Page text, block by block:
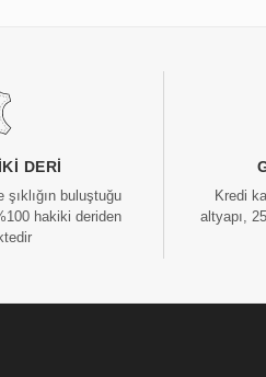
DERI
buluştuğu
hakiki deriden
Kredi
altyapı,